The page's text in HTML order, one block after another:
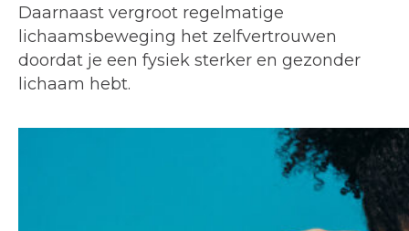
Daarnaast vergroot regelmatige
lichaamsbeweging het zelfvertrouwen
doordat je een fysiek sterker en gezonder
lichaam hebt.